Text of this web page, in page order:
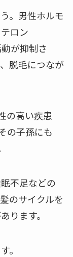
。男性ホルモ
ロン
が抑制さ
脱毛につなが
の高い疾患
の子孫にも
不足などの
のサイクルを
ります。
。